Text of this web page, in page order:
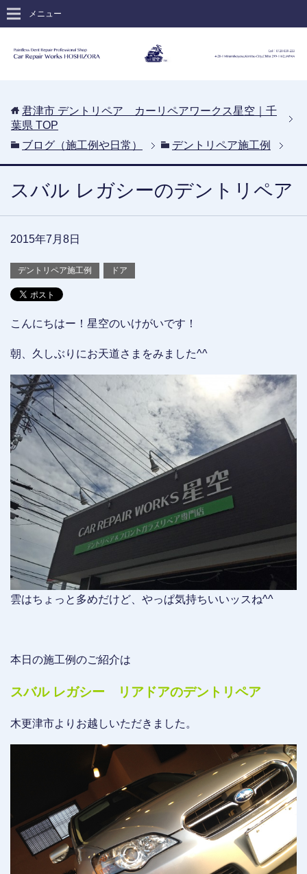
メニュー
君津市 デントリペア カーリペアワークス星空｜千
葉県 TOP
ブログ（施工例や日常）
デントリペア施工例
スバル レガシーのデントリペア
2015年7月8日
デントリペア施工例 ドア
こんにちはー！星空のいけがいです！
朝、久しぶりにお天道さまをみました^^
雲はちょっと多めだけど、やっぱ気持ちいいッスね^^
本日の施工例のご紹介は
スバル レガシー リアドアのデントリペア
木更津市よりお越しいただきました。